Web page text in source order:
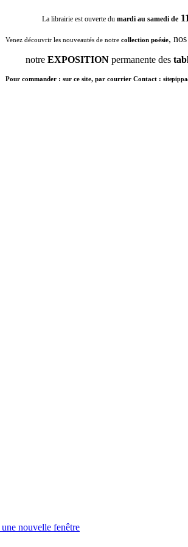
La librairie est ouverte du mardi au samedi de
Venez découvrir les nouveautés de notrecollection poésie,
notre EXPOSITION permanente des
Pour commander : sur ce site, par courrier Contact :